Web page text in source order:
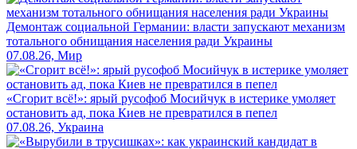
Демонтаж социальной Германии: власти запускают механизм
тотального обнищания населения ради Украины
07.08.26, Мир
«Сгорит всё!»: ярый русофоб Мосийчук в истерике умоляет
остановить ад, пока Киев не превратился в пепел
07.08.26, Украина